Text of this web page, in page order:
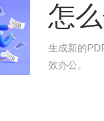
怎
生成新的
效办公。